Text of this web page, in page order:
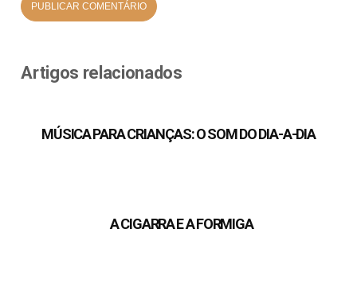
Artigos relacionados
MÚSICA PARA CRIANÇAS: O SOM DO DIA-A-DIA
A CIGARRA E A FORMIGA